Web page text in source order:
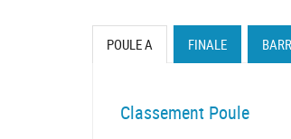
POULE A FINALE
Classement Poule